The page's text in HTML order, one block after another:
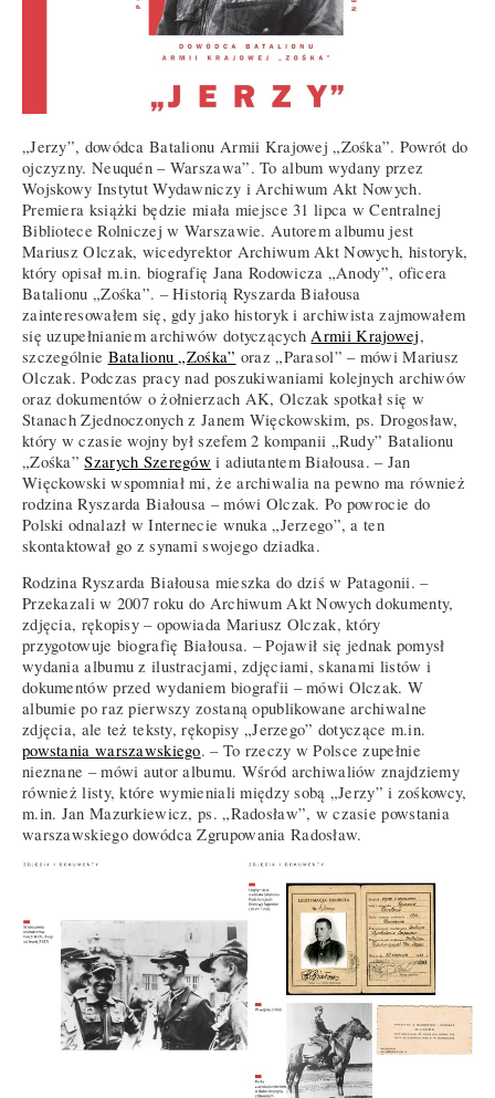
„Jerzy”, dowódca Batalionu Armii Krajowej „Zośka”. Powrót do
ojczyzny. Neuquén – Warszawa”. To album wydany przez
Wojskowy Instytut Wydawniczy i Archiwum Akt Nowych.
Premiera książki będzie miała miejsce 31 lipca w Centralnej
Bibliotece Rolniczej w Warszawie. Autorem albumu jest
Mariusz Olczak, wicedyrektor Archiwum Akt Nowych, historyk,
który opisał m.in. biografię Jana Rodowicza „Anody”, oficera
Batalionu „Zośka”. – Historią Ryszarda Białousa
zainteresowałem się, gdy jako historyk i archiwista zajmowałem
się uzupełnianiem archiwów dotyczących Armii Krajowej,
szczególnie Batalionu „Zośka” oraz „Parasol” – mówi Mariusz
Olczak. Podczas pracy nad poszukiwaniami kolejnych archiwów
oraz dokumentów o żołnierzach AK, Olczak spotkał się w
Stanach Zjednoczonych z Janem Więckowskim, ps. Drogosław,
który w czasie wojny był szefem 2 kompanii „Rudy” Batalionu
„Zośka”Szarych Szeregów i adiutantem Białousa. – Jan
Więckowski wspomniał mi, że archiwalia na pewno ma również
rodzina Ryszarda Białousa – mówi Olczak. Po powrocie do
Polski odnalazł w Internecie wnuka „Jerzego”, a ten
skontaktował go z synami swojego dziadka.
Rodzina Ryszarda Białousa mieszka do dziś w Patagonii. –
Przekazali w 2007 roku do Archiwum Akt Nowych dokumenty,
zdjęcia, rękopisy – opowiada Mariusz Olczak, który
przygotowuje biografię Białousa. – Pojawił się jednak pomysł
wydania albumu z ilustracjami, zdjęciami, skanami listów i
dokumentów przed wydaniem biografii – mówi Olczak. W
albumie po raz pierwszy zostaną opublikowane archiwalne
zdjęcia, ale też teksty, rękopisy „Jerzego” dotyczące m.in.
powstania warszawskiego. – To rzeczy w Polsce zupełnie
nieznane – mówi autor albumu. Wśród archiwaliów znajdziemy
również listy, które wymieniali między sobą „Jerzy” i zośkowcy,
m.in. Jan Mazurkiewicz, ps. „Radosław”, w czasie powstania
warszawskiego dowódca Zgrupowania Radosław.